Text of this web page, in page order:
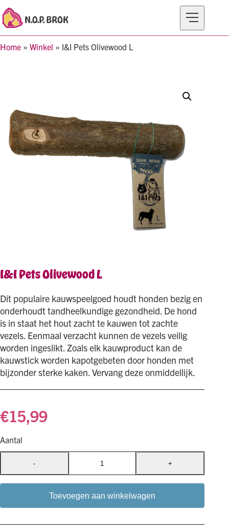
MERKEN
Home » Winkel » I&I Pets Olivewood L
I&I Pets Olivewood L
Dit populaire kauwspeelgoed houdt honden bezig en
onderhoudt tandheelkundige gezondheid. De hond
is in staat het hout zacht te kauwen tot zachte
vezels. Eenmaal verzacht kunnen de vezels veilig
worden ingeslikt. Zoals elk kauwproduct kan de
kauwstick worden kapotgebeten door honden met
bijzonder sterke kaken. Vervang deze onmiddellijk.
€15,99
Aantal
-
I&I
Pets
Olivewood
L
aantal
+
Toevoegen aan winkelwagen